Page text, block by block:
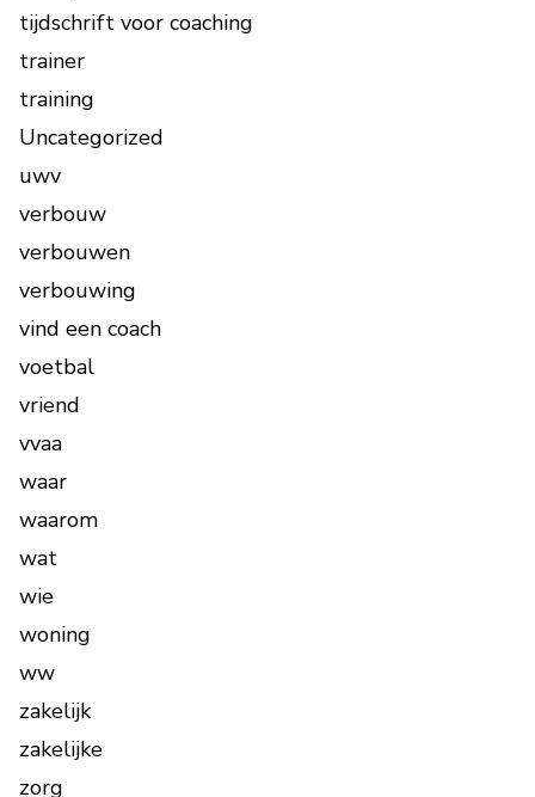
tijdschrift voor coaching
trainer
training
Uncategorized
uwv
verbouw
verbouwen
verbouwing
vind een coach
voetbal
vriend
vvaa
waar
waarom
wat
wie
woning
ww
zakelijk
zakelijke
zorg